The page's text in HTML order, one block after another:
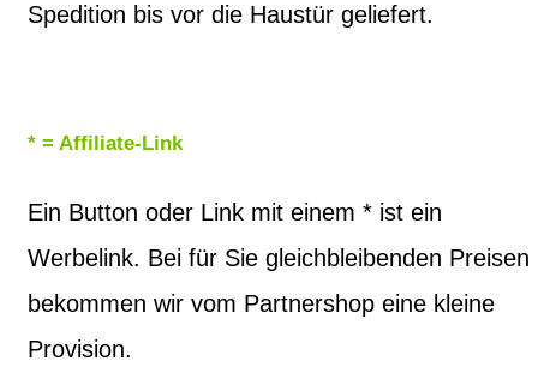
Spedition bis vor die Haustür geliefert.
* = Affiliate-Link
Ein Button oder Link mit einem * ist ein
Werbelink. Bei für Sie gleichbleibenden Preisen
bekommen wir vom Partnershop eine kleine
Provision.